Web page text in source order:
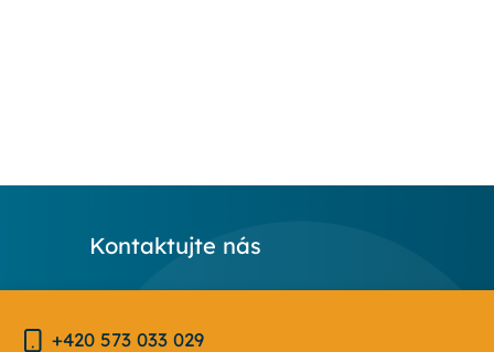
Kontaktujte nás
+420 573 033 029